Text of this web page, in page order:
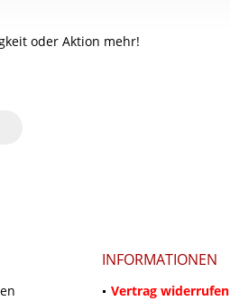
oder Aktion mehr!
INFORMATIONEN
Vertrag widerrufen